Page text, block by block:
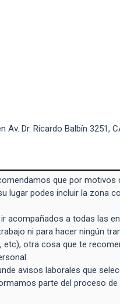
Dr. Ricardo Balbín 3251,
que por motivos
lugar podes incluir la zona
acompañados a todas las
ni para hacer ningún
otra cosa que te
avisos laborales que
parte del proceso de